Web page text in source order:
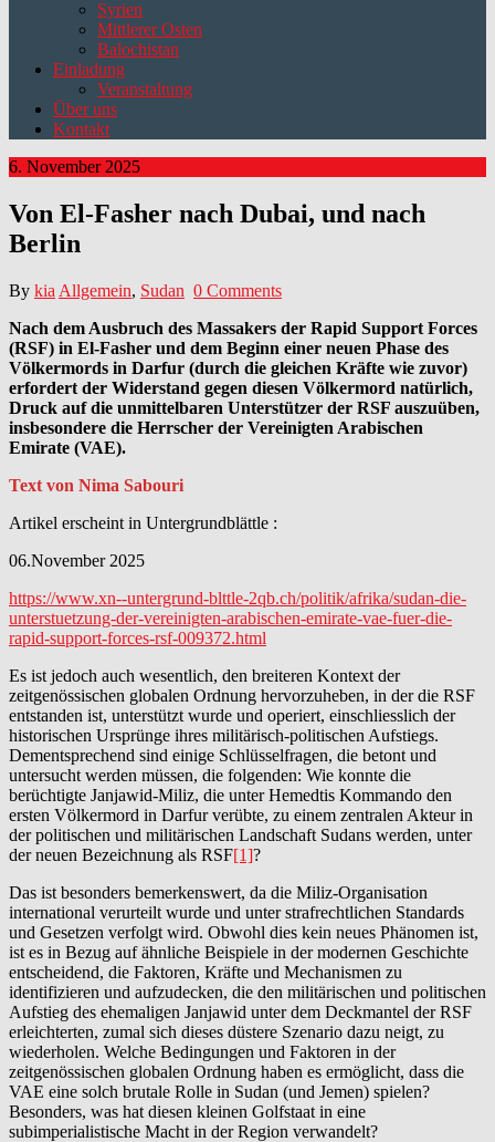
Syrien
Mittlerer Osten
Balochistan
Einladung
Veranstaltung
Über uns
Kontakt
6. November 2025
Von El-Fasher nach Dubai, und nach
Berlin
By kia Allgemein, Sudan 0 Comments
Nach dem Ausbruch des Massakers der Rapid Support Forces
(RSF) in El-Fasher und dem Beginn einer neuen Phase des
Völkermords in Darfur (durch die gleichen Kräfte wie zuvor)
erfordert der Widerstand gegen diesen Völkermord natürlich,
Druck auf die unmittelbaren Unterstützer der RSF auszuüben,
insbesondere die Herrscher der Vereinigten Arabischen
Emirate (VAE).
Text von Nima Sabouri
Artikel erscheint in Untergrundblättle :
06.November 2025
https://www.xn--untergrund-blttle-2qb.ch/politik/afrika/sudan-die-
unterstuetzung-der-vereinigten-arabischen-emirate-vae-fuer-die-
rapid-support-forces-rsf-009372.html
Es ist jedoch auch wesentlich, den breiteren Kontext der
zeitgenössischen globalen Ordnung hervorzuheben, in der die RSF
entstanden ist, unterstützt wurde und operiert, einschliesslich der
historischen Ursprünge ihres militärisch-politischen Aufstiegs.
Dementsprechend sind einige Schlüsselfragen, die betont und
untersucht werden müssen, die folgenden: Wie konnte die
berüchtigte Janjawid-Miliz, die unter Hemedtis Kommando den
ersten Völkermord in Darfur verübte, zu einem zentralen Akteur in
der politischen und militärischen Landschaft Sudans werden, unter
der neuen Bezeichnung als RSF[1]?
Das ist besonders bemerkenswert, da die Miliz-Organisation
international verurteilt wurde und unter strafrechtlichen Standards
und Gesetzen verfolgt wird. Obwohl dies kein neues Phänomen ist,
ist es in Bezug auf ähnliche Beispiele in der modernen Geschichte
entscheidend, die Faktoren, Kräfte und Mechanismen zu
identifizieren und aufzudecken, die den militärischen und politischen
Aufstieg des ehemaligen Janjawid unter dem Deckmantel der RSF
erleichterten, zumal sich dieses düstere Szenario dazu neigt, zu
wiederholen. Welche Bedingungen und Faktoren in der
zeitgenössischen globalen Ordnung haben es ermöglicht, dass die
VAE eine solch brutale Rolle in Sudan (und Jemen) spielen?
Besonders, was hat diesen kleinen Golfstaat in eine
subimperialistische Macht in der Region verwandelt?